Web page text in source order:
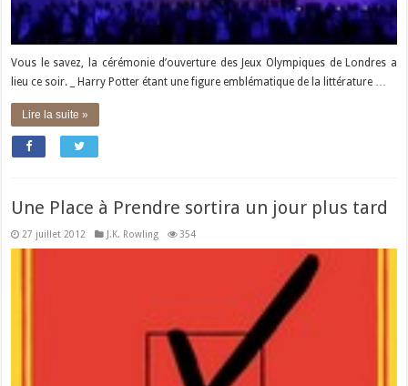
Vous le savez, la cérémonie d’ouverture des Jeux Olympiques de Londres a
lieu ce soir. _ Harry Potter étant une figure emblématique de la littérature …
Lire la suite »
Une Place à Prendre sortira un jour plus tard
27 juillet 2012 J.K. Rowling 354